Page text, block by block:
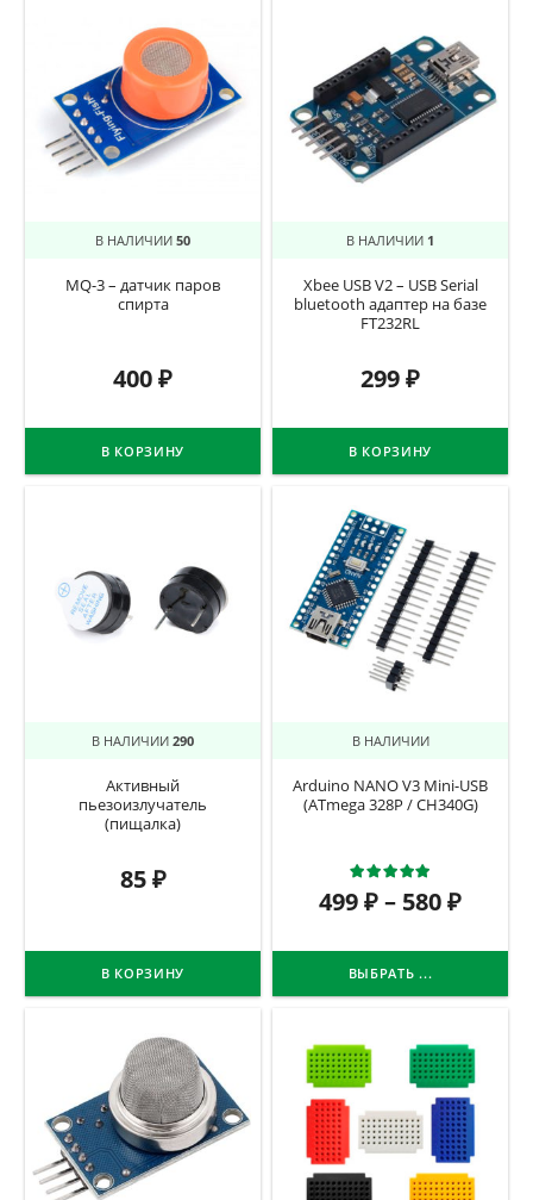
В НАЛИЧИИ 50
MQ-3 – датчик паров
спирта
400₽
В КОРЗИНУ
В НАЛИЧИИ 1
Xbee USB V2 – USB Serial
bluetooth адаптер на базе
FT232RL
299₽
В КОРЗИНУ
В НАЛИЧИИ 290
Активный
пьезоизлучатель
(пищалка)
85₽
В КОРЗИНУ
В НАЛИЧИИ
Arduino NANO V3 Mini-USB
(ATmega 328P / CH340G)
499₽– 580₽
ВЫБРАТЬ ...